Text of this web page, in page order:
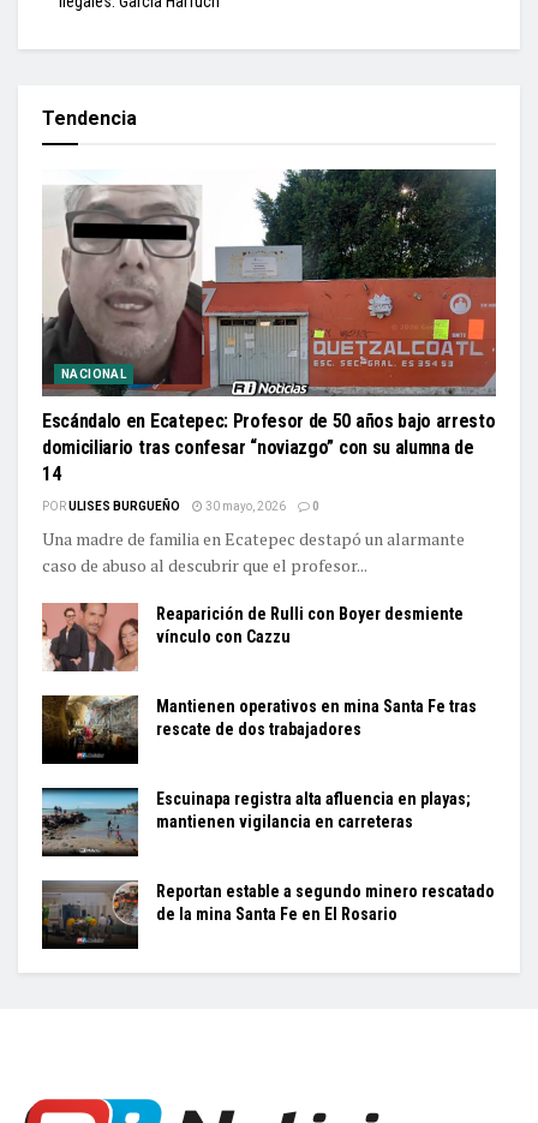
Tendencia
NACIONAL
Escándalo en Ecatepec: Profesor de 50 años bajo arresto
domiciliario tras confesar “noviazgo” con su alumna de
14
PORULISES BURGUEÑO 30 mayo, 2026 0
Una madre de familia en Ecatepec destapó un alarmante
caso de abuso al descubrir que el profesor...
Reaparición de Rulli con Boyer desmiente
vínculo con Cazzu
Mantienen operativos en mina Santa Fe tras
rescate de dos trabajadores
Escuinapa registra alta afluencia en playas;
mantienen vigilancia en carreteras
Reportan estable a segundo minero rescatado
de la mina Santa Fe en El Rosario